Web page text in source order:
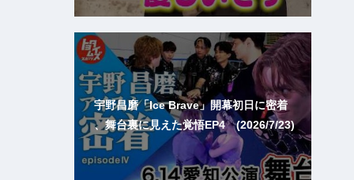
宇野昌磨「Ice Brave」開幕初日に密着
、舞台裏に見えた覚悟EP4 (2026/7/23)